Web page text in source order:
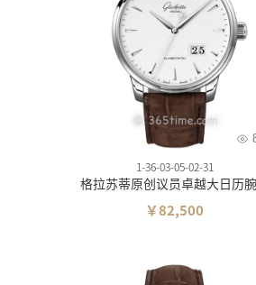
罗
依
1-36-03-05-02-31
格拉苏蒂原创议员卓越大日历
￥82,500